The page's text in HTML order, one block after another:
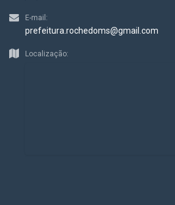
E-mail:
prefeitura.rochedoms@gmail.com
Localização: